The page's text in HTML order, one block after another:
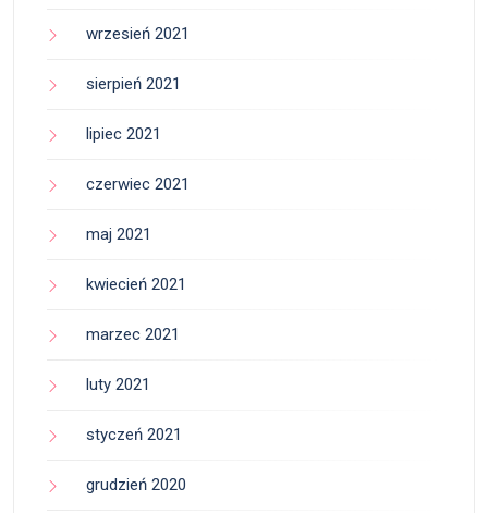
wrzesień 2021
sierpień 2021
lipiec 2021
czerwiec 2021
maj 2021
kwiecień 2021
marzec 2021
luty 2021
styczeń 2021
grudzień 2020